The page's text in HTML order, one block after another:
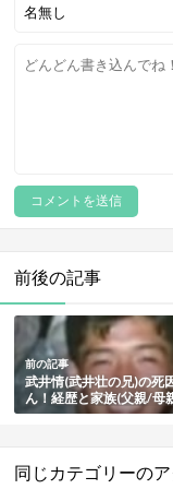
前後の記事
前の記事
武井情(武井壮の兄)の死
ん！経歴と家族(父親/母
坂上忍との関係も総まと
同じカテゴリーの